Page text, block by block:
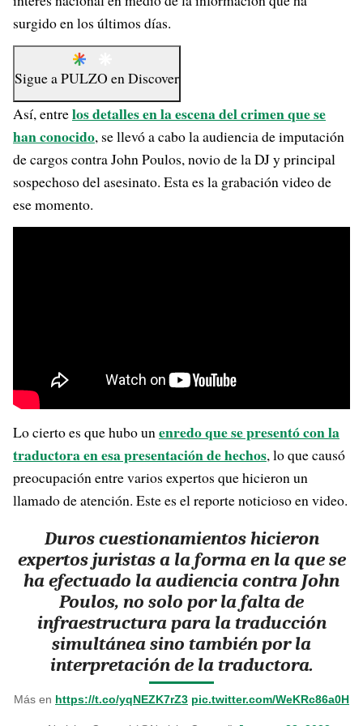
surgido en los últimos días.
Sigue aPULZO enDiscover
Así, entrelos detalles en la escena del crimen que se
han conocido, se llevó a cabo la audiencia de imputación
de cargos contra John Poulos, novio de la DJ y principal
sospechoso del asesinato. Esta es la grabación video de
ese momento.
Lo cierto es que hubo un enredo que se presentó con la
traductora en esa presentación de hechos, lo que causó
preocupación entre varios expertos que hicieron un
llamado de atención. Este es el reporte noticioso en video.
Duros cuestionamientos hicieron
expertos juristas a la forma en la que se
ha efectuado la audiencia contra John
Poulos, no solo por la falta de
infraestructura para la traducción
simultánea sino también por la
interpretación de la traductora.
Más en https://t.co/yqNEZK7rZ3 pic.twitter.com/WeKRc86a0H